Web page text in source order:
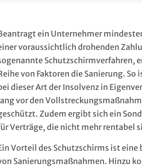
ein Unternehmer
voraussichtlich drohenden
Schutzschirmverfahren,
von Faktoren die Sanierung. So
dieser Art der Insolvenz in
vor den
Zudem ergibt sich ein
Verträge, die nicht mehr rentabel
Vorteil des Schutzschirms ist eine
Sanierungsmaßnahmen. Hinzu